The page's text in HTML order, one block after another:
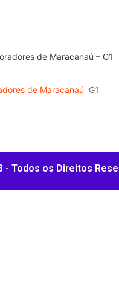
de Maracanaú G1
- Todos os Direitos